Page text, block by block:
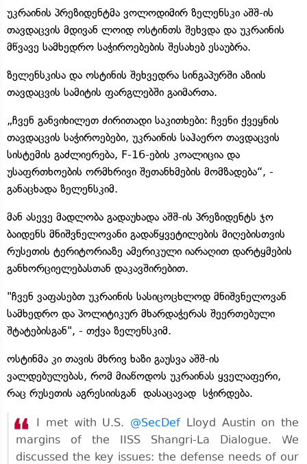
უკრაინის პრეზიდენტმა ვოლოდიმირ ზელენსკი აშშ-ის
თავდაცვის მდივან ლოიდ ოსტინთს შეხვდა და უკრაინის
მწვავე სამხედრო საჭიროებების შესახებ ესაუბრა.
ზელენსკისა და ოსტინის შეხვედრა სინგაპურში აზიის
თავდაცვის სამიტის ფარგლებში გაიმართა.
„ჩვენ განვიხილეთ ძირითადი საკითხები: ჩვენი ქვეყნის
თავდაცვის საჭიროებები, უკრაინის საჰაერო თავდაცვის
სისტემის გაძლიერება, F-16-ების კოალიცია და
უსაფრთხოების ორმხრივი შეთანხმების მომზადება“, -
განაცხადა ზელენსკიმ.
მან ასევე მადლობა გადაუხადა აშშ-ის პრეზიდენტს ჯო
ბაიდენს მნიშვნელოვანი გადაწყვეტილების მიღებისთვის
რუსეთის ტერიტორიაზე ამერიკული იარაღით დარტყმების
განხორციელებასთან დაკავშირებით.
"ჩვენ ვაფასებთ უკრაინის სასიცოცხლოდ მნიშვნელოვან
სამხედრო და პოლიტიკურ მხარდაჭერას შეერთებული
შტატებისგან", - თქვა ზელენსკიმ.
ოსტინმა კი თავის მხრივ ხაზი გაუსვა აშშ-ის
ვალდებულებას, რომ მიაწოდოს უკრაინას ყველაფერი,
რაც რუსეთის აგრესიისგან დასაცავად სჭირდება.
I met with U.S. @SecDef Lloyd Austin on the
margins of the IISS Shangri-La Dialogue. We
discussed the key issues: the defense needs of our